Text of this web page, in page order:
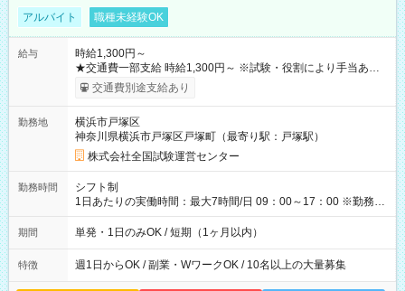
アルバイト 職種未経験OK
給与
時給1,300円～
★交通費一部支給 時給1,300円～ ※試験・役割により手当あり
※勤務回数により昇給あり 【即給（前払い）オプションあ
り！】 希望される場合、勤務から1週間ほどで給与の一部を受け
例】 ・河合塾模擬試験 8:30～17:30（休憩1時間） 時給1,300円
×8時間＝日収10,400円＋交通費 ※当日の役割により時給＋100
円の場合あり ・国家試験 7:00～13:30（休憩なし） 時給1,300
円（役割手当＋100円）×6時間＝日収8,400円＋交通費 【試用期
間】試用期間なし
交通費別途支給あり
勤務地
横浜市戸塚区
神奈川県横浜市戸塚区戸塚町（最寄り駅：戸塚駅）
株式会社全国試験運営センター
勤務時間
シフト制
1日あたりの実働時間：最大7時間/日 09：00～17：00 ※勤務時
間は 試験により異なります。
期間 単発・1日のみOK / 短期（1ヶ月以内）
特徴 週1日からOK / 副業・WワークOK / 10名以上の大量募集